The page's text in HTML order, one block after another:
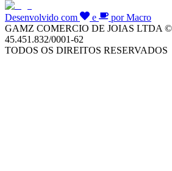
Desenvolvido com e
por Macro
GAMZ COMERCIO DE JOIAS LTDA ©
45.451.832/0001-62
TODOS OS DIREITOS RESERVADOS